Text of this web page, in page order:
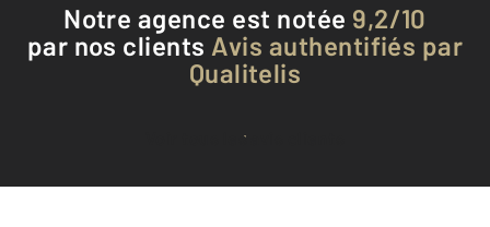
Notre agence est notée 9,2/10
par nos clients Avis authentifiés par
Qualitelis
Voir tous les avis clients